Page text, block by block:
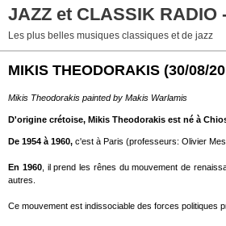
JAZZ et CLASSIK RADIO
Les plus belles musiques classiques et de jazz
MIKIS THEODORAKIS (30/08/
Mikis Theodorakis painted by Makis Warlamis
D'origine crétoise, Mikis Theodorakis est né à
De 1954 à 1960, c'est à Paris (professeurs: Olivier
En 1960, il prend les rênes du mouvement de
autres.
Ce mouvement est indissociable des forces politiques